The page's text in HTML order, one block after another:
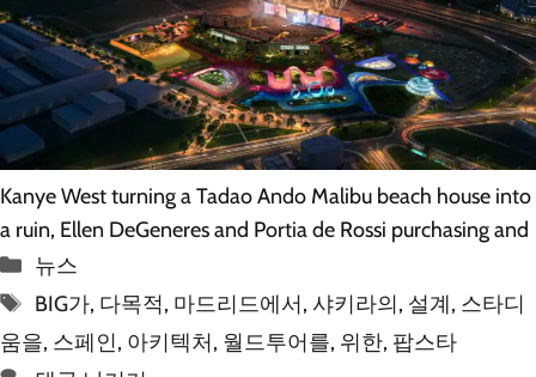
Kanye West turning a Tadao Ando Malibu beach house into
a ruin, Ellen DeGeneres and Portia de Rossi purchasing and
카
테
리
뉴스
태
그
BIG가, 다목적, 마드리드에서, 샤키라의, 설계, 스타디
움을, 스페인, 아키텍처, 월드투어를, 위한, 팝스타